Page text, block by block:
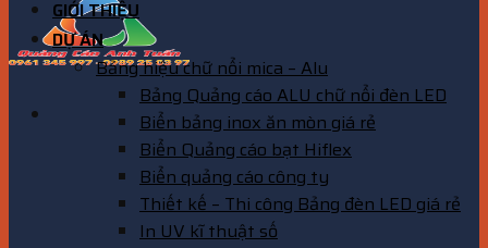
GIỚI THIỆU
DỰ ÁN
Bảng hiệu chữ nổi mica – Alu
Bảng Quảng cáo ALU chữ nổi đèn LED
Biển bảng inox ăn mòn giá rẻ
Biển Quảng cáo bạt Hiflex
Biển quảng cáo công ty
Thiết kế – Thi công Bảng đèn LED giá rẻ
In UV kĩ thuật số